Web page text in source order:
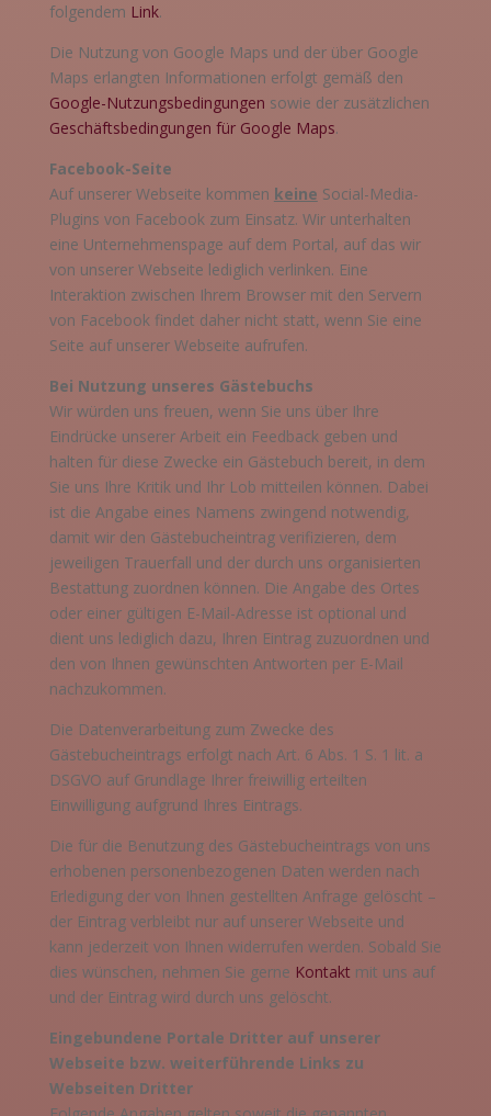
folgendem Link.
Die Nutzung von Google Maps und der über Google
Maps erlangten Informationen erfolgt gemäß den
Google-Nutzungsbedingungen sowie der zusätzlichen
Geschäftsbedingungen für Google Maps.
Facebook-Seite
Auf unserer Webseite kommen keine Social-Media-
Plugins von Facebook zum Einsatz. Wir unterhalten
eine Unternehmenspage auf dem Portal, auf das wir
von unserer Webseite lediglich verlinken. Eine
Interaktion zwischen Ihrem Browser mit den Servern
von Facebook findet daher nicht statt, wenn Sie eine
Seite auf unserer Webseite aufrufen.
Bei Nutzung unseres Gästebuchs
Wir würden uns freuen, wenn Sie uns über Ihre
Eindrücke unserer Arbeit ein Feedback geben und
halten für diese Zwecke ein Gästebuch bereit, in dem
Sie uns Ihre Kritik und Ihr Lob mitteilen können. Dabei
ist die Angabe eines Namens zwingend notwendig,
damit wir den Gästebucheintrag verifizieren, dem
jeweiligen Trauerfall und der durch uns organisierten
Bestattung zuordnen können. Die Angabe des Ortes
oder einer gültigen E-Mail-Adresse ist optional und
dient uns lediglich dazu, Ihren Eintrag zuzuordnen und
den von Ihnen gewünschten Antworten per E-Mail
nachzukommen.
Die Datenverarbeitung zum Zwecke des
Gästebucheintrags erfolgt nach Art. 6 Abs. 1 S. 1 lit. a
DSGVO auf Grundlage Ihrer freiwillig erteilten
Einwilligung aufgrund Ihres Eintrags.
Die für die Benutzung des Gästebucheintrags von uns
erhobenen personenbezogenen Daten werden nach
Erledigung der von Ihnen gestellten Anfrage gelöscht –
der Eintrag verbleibt nur auf unserer Webseite und
kann jederzeit von Ihnen widerrufen werden. Sobald Sie
dies wünschen, nehmen Sie gerne Kontakt mit uns auf
und der Eintrag wird durch uns gelöscht.
Eingebundene Portale Dritter auf unserer
Webseite bzw. weiterführende Links zu
Webseiten Dritter